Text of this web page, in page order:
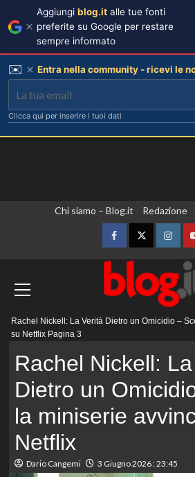
Chi siamo – Blog.it Redazione
FacebookTwitter
principale
Rachel Nickell: La Verità Dietro un Omicidio –
su Netflix Pagina 3
Rachel Nickell:
Dietro un
la miniserie
Netflix
Dario Cangemi 3 Giugno 2026 : 23:45
Aggiungi blog.it alle tue fonti
preferite su Google per restare
sempre informato
✉️ Entra nella community - ricevi le
Clicca qui per inserire i tuoi dati